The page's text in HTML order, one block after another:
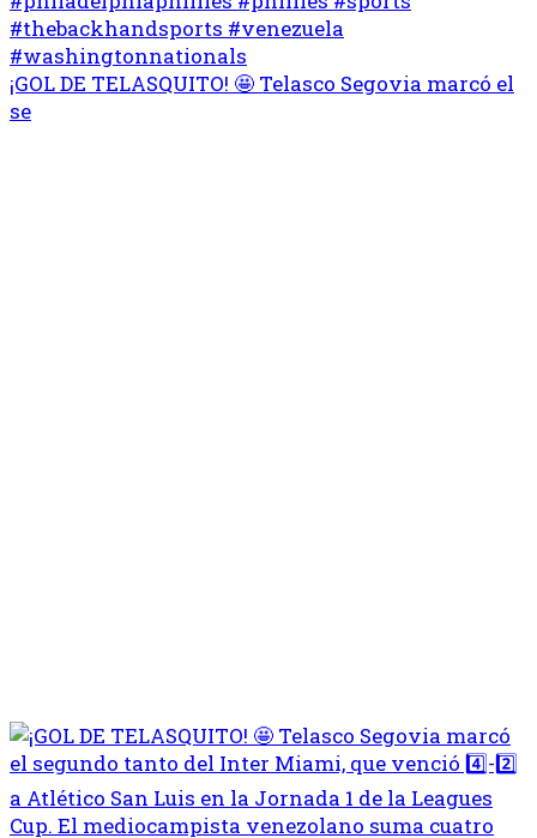
¡GOL DE TELASQUITO! 🤩 Telasco Segovia marcó el
se